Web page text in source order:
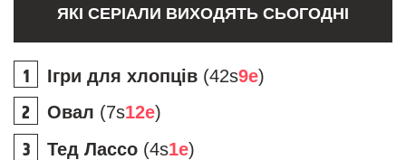
ЯКІ СЕРІАЛИ ВИХОДЯТЬ СЬОГОДНІ
Ігри для хлопців (42s9e)
Овал (7s12e)
Тед Лассо (4s1e)